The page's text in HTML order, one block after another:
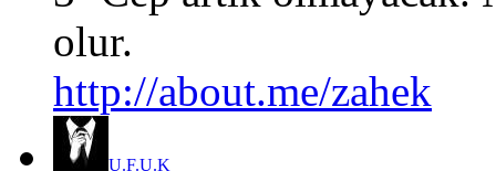
olur.
http://about.me/zahek
U.F.U.K